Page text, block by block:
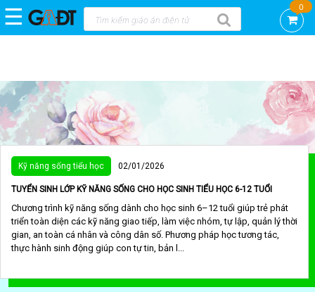
DEMO
GAĐT
KNS
-
CTCP
VIỆN
KHOA
HỌC
TOÀN
VIỆT
NAM
STEAM
☰ 0
Kỹ năng sống tiểu học 02/01/2026
TUYỂN SINH LỚP KỸ NĂNG SỐNG CHO HỌC SINH TIỂU HỌC 6-12 TUỔI
Chương trình kỹ năng sống dành cho học sinh 6–12 tuổi giúp trẻ phát
triển toàn diện các kỹ năng giao tiếp, làm việc nhóm, tự lập, quản lý thời
gian, an toàn cá nhân và công dân số. Phương pháp học tương tác,
thực hành sinh động giúp con tự tin, bản l...